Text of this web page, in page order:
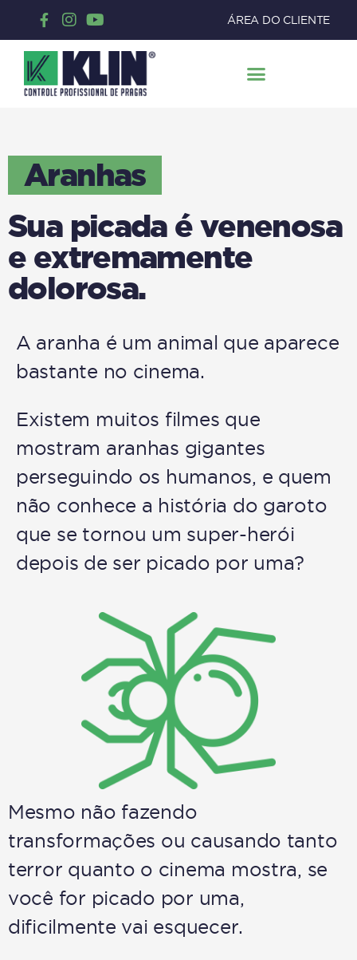
ÁREA DO CLIENTE
Aranhas
Sua picada é venenosa
e extremamente
dolorosa.
A aranha é um animal que aparece
bastante no cinema.
Existem muitos filmes que
mostram aranhas gigantes
perseguindo os humanos, e quem
não conhece a história do garoto
que se tornou um super-herói
depois de ser picado por uma?
Mesmo não fazendo
transformações ou causando tanto
terror quanto o cinema mostra, se
você for picado por uma,
dificilmente vai esquecer.